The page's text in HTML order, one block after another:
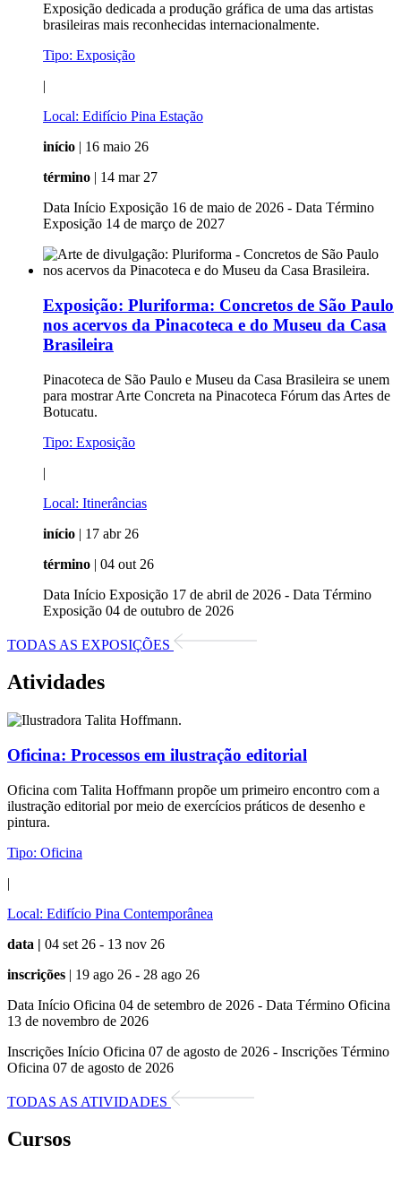
Exposição dedicada a produção gráfica de uma das artistas
brasileiras mais reconhecidas internacionalmente.
Tipo: Exposição
|
Local: Edifício Pina Estação
início | 16 maio 26
término | 14 mar 27
Data Início Exposição 16 de maio de 2026 - Data Término
Exposição 14 de março de 2027
Exposição: Pluriforma: Concretos de São Paulo
nos acervos da Pinacoteca e do Museu da Casa
Brasileira
Pinacoteca de São Paulo e Museu da Casa Brasileira se unem
para mostrar Arte Concreta na Pinacoteca Fórum das Artes de
Botucatu.
Tipo: Exposição
|
Local: Itinerâncias
início | 17 abr 26
término | 04 out 26
Data Início Exposição 17 de abril de 2026 - Data Término
Exposição 04 de outubro de 2026
TODAS AS EXPOSIÇÕES
Atividades
Oficina: Processos em ilustração editorial
Oficina com Talita Hoffmann propõe um primeiro encontro com a
ilustração editorial por meio de exercícios práticos de desenho e
pintura.
Tipo: Oficina
|
Local: Edifício Pina Contemporânea
data | 04 set 26 - 13 nov 26
inscrições | 19 ago 26 - 28 ago 26
Data Início Oficina 04 de setembro de 2026 - Data Término Oficina
13 de novembro de 2026
Inscrições Início Oficina 07 de agosto de 2026 - Inscrições Término
Oficina 07 de agosto de 2026
TODAS AS ATIVIDADES
Cursos